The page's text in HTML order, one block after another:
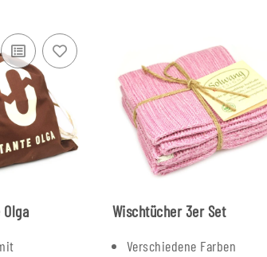
Wischtücher 3er Set
Verschiedene Farben